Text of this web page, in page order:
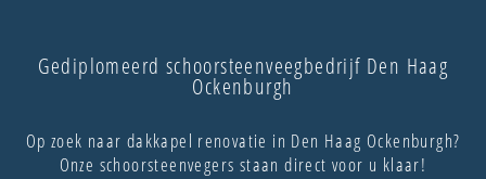
Gediplomeerd schoorsteenveegbedrijf Den Haag
Ockenburgh
Op zoek naar dakkapel renovatie in Den Haag Ockenburgh?
Onze schoorsteenvegers staan direct voor u klaar!